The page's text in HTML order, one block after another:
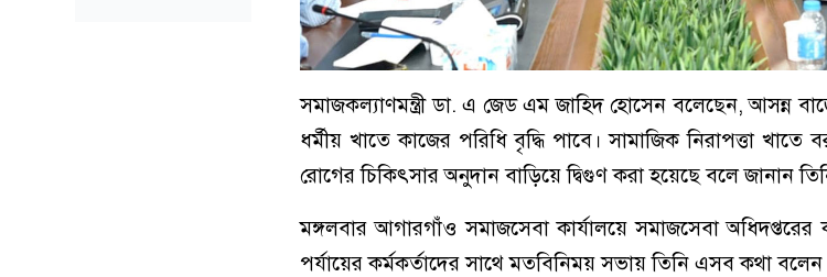
সমাজকল্যাণমন্ত্রী ডা. এ জেড এম জাহিদ হোসেন বলেছেন, আসন্ন
ধর্মীয় খাতে কাজের পরিধি বৃদ্ধি পাবে। সামাজিক নিরাপত্তা খাতে
রোগের চিকিৎসার অনুদান বাড়িয়ে দ্বিগুণ করা হয়েছে বলে জানান
মঙ্গলবার আগারগাঁও সমাজসেবা কার্যালয়ে সমাজসেবা অধিদপ্তরের
পর্যায়ের কর্মকর্তাদের সাথে মতবিনিময় সভায় তিনি এসব কথা